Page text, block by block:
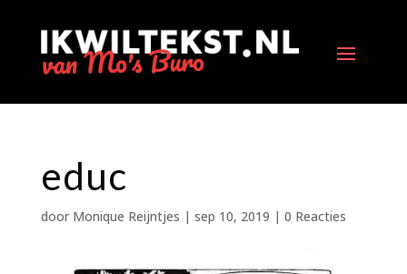
educ
door Monique Reijntjes | sep 10, 2019 | 0 Reacties